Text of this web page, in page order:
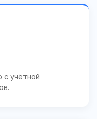
с учётной